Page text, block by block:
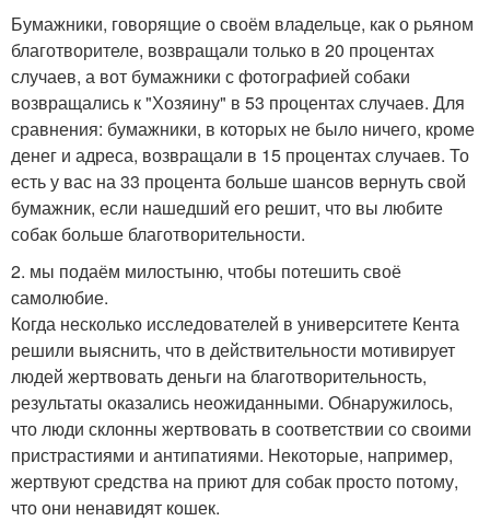
Бумажники, говорящие о своём владельце, как о рьяном
благотворителе, возвращали только в 20 процентах
случаев, а вот бумажники с фотографией собаки
возвращались к "Хозяину" в 53 процентах случаев. Для
сравнения: бумажники, в которых не было ничего, кроме
денег и адреса, возвращали в 15 процентах случаев. То
есть у вас на 33 процента больше шансов вернуть свой
бумажник, если нашедший его решит, что вы любите
собак больше благотворительности.
2. мы подаём милостыню, чтобы потешить своё
самолюбие.
Когда несколько исследователей в университете Кента
решили выяснить, что в действительности мотивирует
людей жертвовать деньги на благотворительность,
результаты оказались неожиданными. Обнаружилось,
что люди склонны жертвовать в соответствии со своими
пристрастиями и антипатиями. Некоторые, например,
жертвуют средства на приют для собак просто потому,
что они ненавидят кошек.